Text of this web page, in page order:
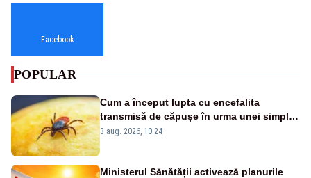
Facebook
POPULAR
Cum a început lupta cu encefalita
transmisă de căpușe în urma unei simple
vacanțe
3 aug. 2026, 10:24
Ministerul Sănătății activează planurile